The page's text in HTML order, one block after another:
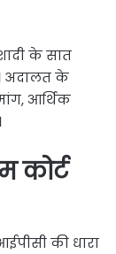
के सात
अदालत के
आर्थिक
कोर्ट
की धारा